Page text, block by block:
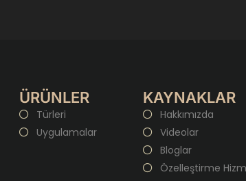
ÜRÜNLER
Türleri
Uygulamalar
KAYNAKLAR
Hakkımızda
Videolar
Bloglar
Özelleştirme